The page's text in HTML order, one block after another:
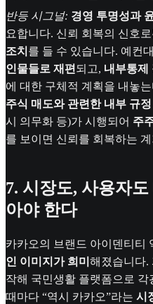
반등 시그널: 경영 투명성과
요합니다. 신뢰 회복의 신호로
조치 를 들 수 있습니다. 예컨대
인물들로 재편 되고, 내부통제
에 대한 구체적 계획을 내놓
주식 매도와 관련한 내부 규
시 의무화 등)가 시행되어 주
를 보이면 신뢰를 회복하는
7. 시장도, 사용자
아야 한다
카카오의 브랜드 아이덴티티
인 이미지가 희미 해졌습니다.
작해 국민생활 플랫폼으로
때마다 “역시 카카오”라는 시